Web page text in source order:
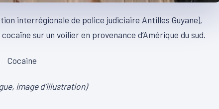
interrégionale de police judiciaire Antilles Guyane),
sur un voilier en provenance d’Amérique du sud.
image d’illustration)